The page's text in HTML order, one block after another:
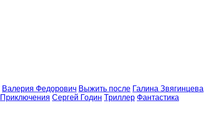
Валерия Федорович Выжить после Галина Звягинцева
Приключения Сергей Годин Триллер Фантастика